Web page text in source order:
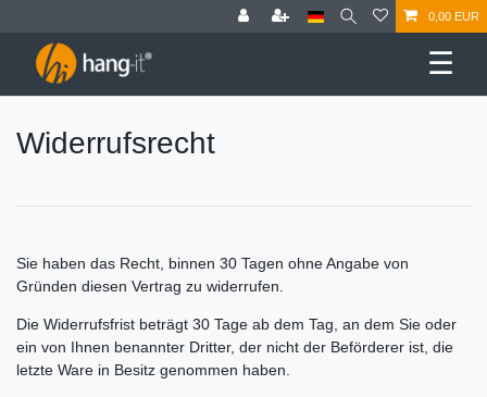
0,00 EUR
☰
Widerrufs­recht
Sie haben das Recht, binnen 30 Tagen ohne Angabe von
Gründen diesen Vertrag zu widerrufen.
Die Widerrufsfrist beträgt 30 Tage ab dem Tag, an dem Sie oder
ein von Ihnen benannter Dritter, der nicht der Beförderer ist, die
letzte Ware in Besitz genommen haben.